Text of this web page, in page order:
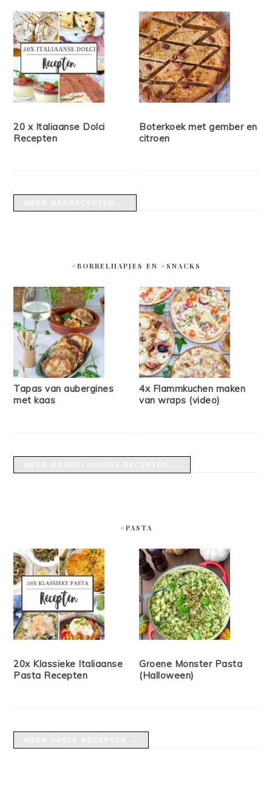
20 x Italiaanse Dolci
Recepten
Boterkoek met gember en
citroen
#BORRELHAPJES EN #SNACKS
Tapas van aubergines
met kaas
4x Flammkuchen maken
van wraps (video)
#PASTA
20x Klassieke Italiaanse
Pasta Recepten
Groene Monster Pasta
(Halloween)